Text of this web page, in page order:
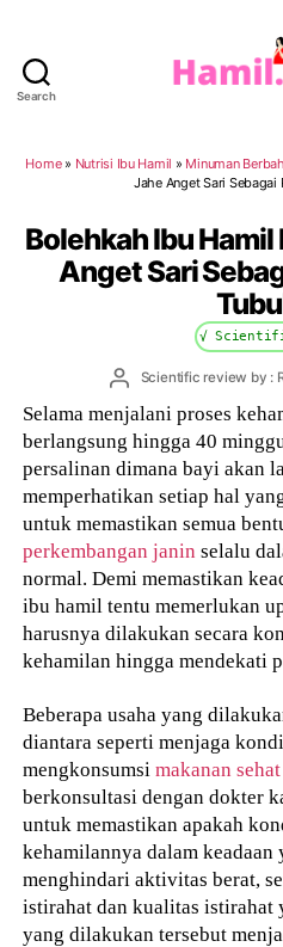
Search
Home» Nutrisi Ibu Hamil » Minuman
Jahe Anget Sari Sebagai
Bolehkah Ibu
Anget Sari
√
PostScientific review by :
Selama menjalani proses
berlangsung hingga 40
persalinan dimana bayi akan
memperhatikan setiap hal
untuk memastikan semua
perkembangan janin selalu
normal. Demi memastikan
ibu hamil tentu memerlukan
harusnya dilakukan secara
kehamilan hingga mendekati
Beberapa usaha yang
diantara seperti menjaga
mengkonsumsimakanan
berkonsultasi dengan dokter
untuk memastikan apakah
kehamilannya dalam keadaan
menghindari aktivitas berat,
istirahat dan kualitas istirahat
yang dilakukan tersebut